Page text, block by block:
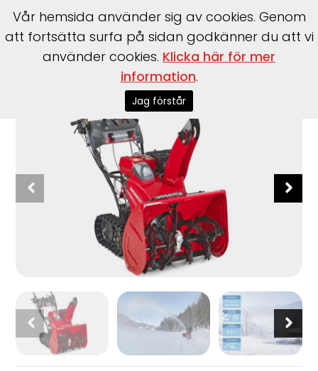
>Snöslungor>9-serien: HSS 970A ET
Vår hemsida använder sig av cookies. Genom
att fortsätta surfa på sidan godkänner du att vi
använder cookies. Klicka här för mer
information.
Jag förstår